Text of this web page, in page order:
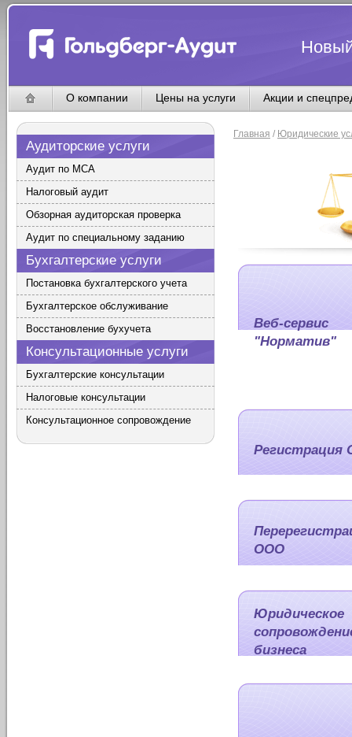
О компании Цены на услуги Акции и
Аудиторские услуги
Аудит по МСА
Налоговый аудит
Обзорная аудиторская проверка
Аудит по специальному заданию
Бухгалтерские услуги
Постановка бухгалтерского учета
Бухгалтерское обслуживание
Восстановление бухучета
Консультационные услуги
Бухгалтерские консультации
Налоговые консультации
Консультационное сопровождение
Главная / Юридические
Веб-сервис
"Норматив"
Регистрация
ООО
Юридическое
бизнеса